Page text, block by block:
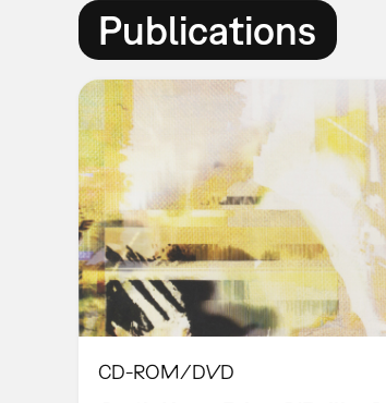
Publications
CD-ROM/DVD